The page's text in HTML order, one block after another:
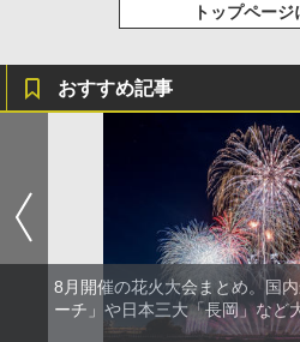
トップページ
おすすめ記事
8月開催の花火大会まとめ。国
ーチ」や日本三大「長岡」など